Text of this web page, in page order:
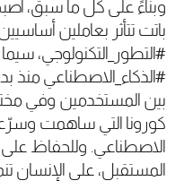
وبناءً على كل ما سبق،
باتت تتأثر بعاملين
#التطور_التكنولوجي،
بين المستخدمين وفي
كورونا التي ساهمت
الاصطناعي. وللحفاظ
المستقبل، على الإنسان